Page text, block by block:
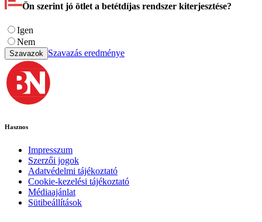
Ön szerint jó ötlet a betétdíjas rendszer kiterjesztése?
Igen
Nem
Szavazok Szavazás eredménye
Hasznos
Impresszum
Szerzői jogok
Adatvédelmi tájékoztató
Cookie-kezelési tájékoztató
Médiaajánlat
Sütibeállítások